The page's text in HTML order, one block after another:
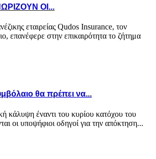
ΟΙ...
εταιρείας Qudos Insurance, τον
επανέφερε στην επικαιρότητα το ζήτημα
θα πρέπει να...
κάλυψη έναντι του κυρίου κατόχου του
οι υποψήφιοι οδηγοί για την απόκτηση...